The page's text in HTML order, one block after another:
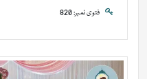
فتوی نمبر: 820